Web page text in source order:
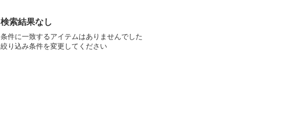
検索結果なし
条件に一致するアイテムはありませんでした
絞り込み条件を変更してください